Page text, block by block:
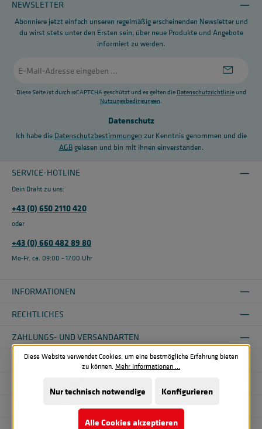
NEWSLETTER
Abonniere jetzt einfach unseren regelmäßig erscheinenden Newsletter und
du wirst stets unter den Ersten sein, über neue Produkte und Angebote
informiert zu werden.
Mail-
*Diese Seite ist durch reCAPTCHA geschützt und es gelten die Datenschutzrichtlinieund
Nutzungsbedingungen.
Datenschutz
Ich habe die Datenschutzbestimmungen
zur Kenntnis genommen und die
AGBgelesen und bin mit ihnen einverstanden.
SERVICE-HOTLINE
Dein Draht zu uns:
+43 (0) 650 2110 420
oder
+43 (0) 660 482 89 80
Mo-Fr, ca. 09:00 - 17:00 Uhr
INFORMATIONEN
RECHTLICHES
ZAHLUNGS- UND VERSANDARTEN
ÜBER UNS
Diese Website verwendet Cookies, um eine bestmögliche Erfahrung bieten
zu können. Mehr Informationen ...
Nur technisch notwendige Konfigurieren
Alle Cookies akzeptieren